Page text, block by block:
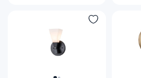
Цвет арматуры